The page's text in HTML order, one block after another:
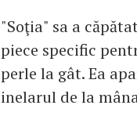
"Soţia" sa a
piece specific
perle la gât. Ea
inelarul de la